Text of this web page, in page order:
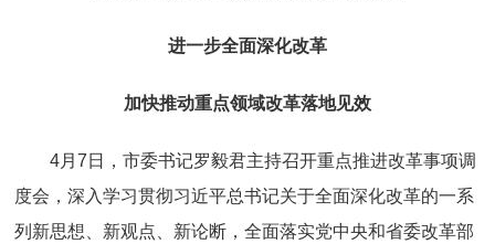
进一步全面深化改革
加快推动重点领域改革落地见效
4月7日，市委书记罗毅君主持召开重点推进改革事项调
度会，深入学习贯彻习近平总书记关于全面深化改革的一系
列新思想、新观点、新论断，全面落实党中央和省委改革部